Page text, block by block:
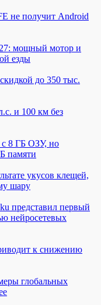
не получит Android
мощный мотор и
езды
до 350 тыс.
и 100 км без
с 8 ГБ ОЗУ, но
памяти
укусов клещей,
шару
представил первый
нейросетевых
к снижению
глобальных